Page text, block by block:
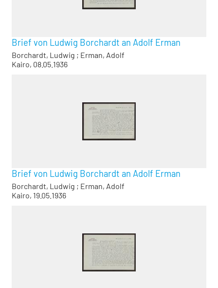
Brief von Ludwig Borchardt an Adolf Erman
Borchardt, Ludwig ; Erman, Adolf
Kairo, 08.05.1936
Brief von Ludwig Borchardt an Adolf Erman
Borchardt, Ludwig ; Erman, Adolf
Kairo, 19.05.1936